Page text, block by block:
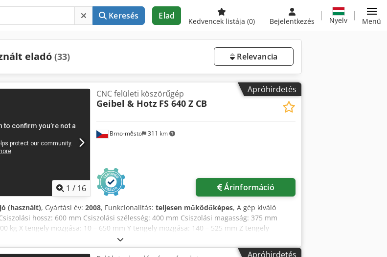
Keresés Elad
Kedvencek listája (0) Bejelentkezés Nyelv Menü
eladó (33) Relevancia
Apróhirdetés
1 / 16
Brno-město 311 km
CNC felületi köszörűgép
Geibel & Hotz FS 640 Z CB
Árinformáció
(használt), Gyártási év: 2008, Funkcionalitás: teljesen működőképes, A gép kiváló
hossz: 600 mm Csiszolási szélesség: 400 mm Csiszolási magasság: 375 mm
kg X tengely mozgása: 10 – 650 mm Y tengely mozgása: 140 – 525 mm Z tengely
C tengely – csiszolóorsó fordulatszáma: 1000–3180 ford./perc Csiszolótárcsa (standard):
Eerf 300 x 50 x 76,2 mm
Apróhirdetés